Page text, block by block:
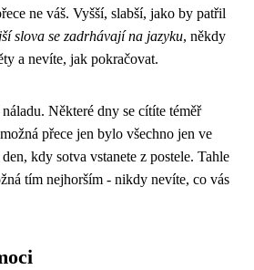
ne váš. Vyšší, slabší, jako by patřil
slova se zadrhávají na jazyku, někdy
a nevíte, jak pokračovat.
Některé dny se cítíte téměř
přece jen bylo všechno jen ve
kdy sotva vstanete z postele. Tahle
tím nejhorším - nikdy nevíte, co vás